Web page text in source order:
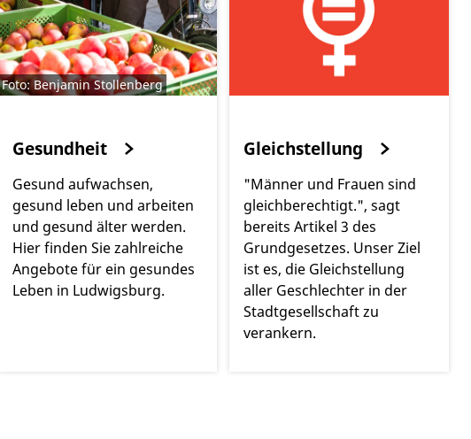
Foto: Benjamin Stollenberg
Gesundheit
Gesund aufwachsen,
gesund leben und arbeiten
und gesund älter werden.
Hier finden Sie zahlreiche
Angebote für ein gesundes
Leben in Ludwigsburg.
Gleichstellung
"Männer und Frauen sind
gleichberechtigt.", sagt
bereits Artikel 3 des
Grundgesetzes. Unser Ziel
ist es, die Gleichstellung
aller Geschlechter in der
Stadtgesellschaft zu
verankern.